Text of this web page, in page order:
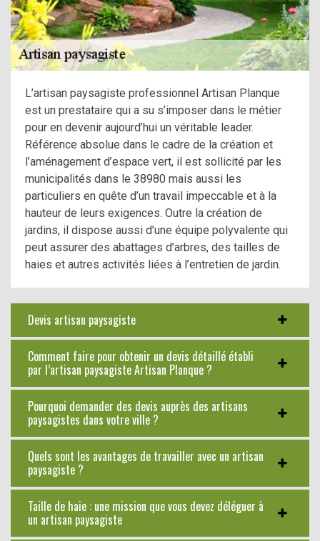
L’artisan paysagiste professionnel Artisan Planque
est un prestataire qui a su s’imposer dans le métier
pour en devenir aujourd’hui un véritable leader.
Référence absolue dans le cadre de la création et
l’aménagement d’espace vert, il est sollicité par les
municipalités dans le 38980 mais aussi les
particuliers en quête d’un travail impeccable et à la
hauteur de leurs exigences. Outre la création de
jardins, il dispose aussi d’une équipe polyvalente qui
peut assurer des abattages d’arbres, des tailles de
haies et autres activités liées à l’entretien de jardin.
Devis artisan paysagiste
Comment faire pour obtenir un devis détaillé établi
par l’artisan paysagiste Artisan Planque ?
Pourquoi demander des devis auprès des artisans
paysagistes dans votre ville ?
Quels sont les avantages de travailler avec un artisan
paysagiste ?
Taille de haie : une mission que vous devez déléguer à
un artisan paysagiste